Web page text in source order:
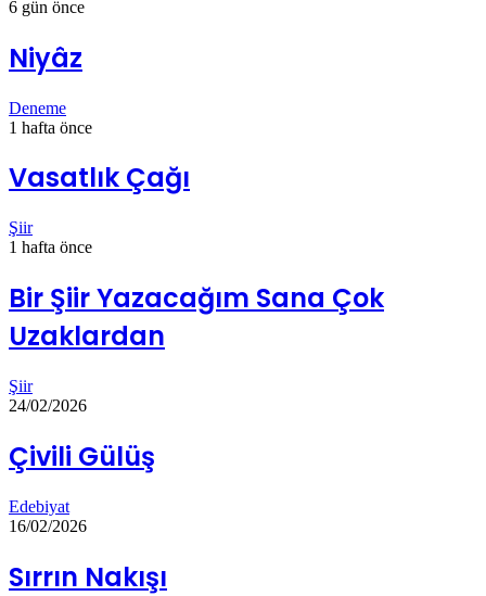
6 gün önce
Niyâz
Deneme
1 hafta önce
Vasatlık Çağı
Şiir
1 hafta önce
Bir Şiir Yazacağım Sana Çok
Uzaklardan
Şiir
24/02/2026
Çivili Gülüş
Edebiyat
16/02/2026
Sırrın Nakışı